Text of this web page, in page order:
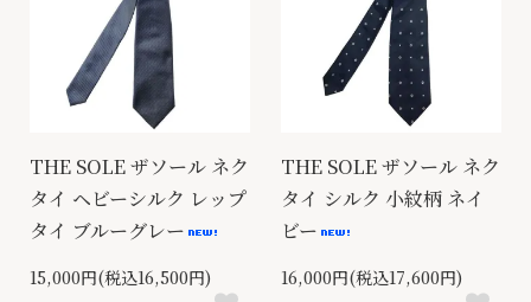
THE SOLE ザソール ネク
タイ ヘビーシルク レップ
タイ ブルーグレー
15,000円(税込16,500円)
THE SOLE ザソール ネク
タイ シルク 小紋柄 ネイ
ビー
16,000円(税込17,600円)